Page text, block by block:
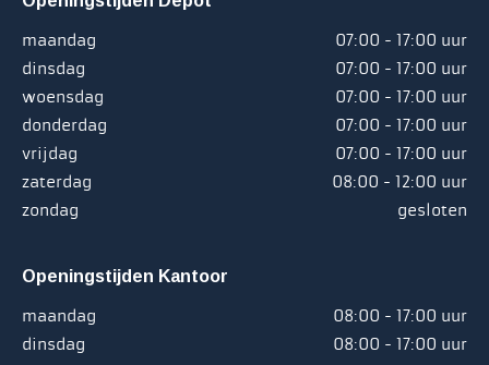
maandag
07:00 - 17:00 uur
dinsdag
07:00 - 17:00 uur
woensdag
07:00 - 17:00 uur
donderdag
07:00 - 17:00 uur
vrijdag
07:00 - 17:00 uur
zaterdag
08:00 - 12:00 uur
zondag
gesloten
Openingstijden Kantoor
maandag
08:00 - 17:00 uur
dinsdag
08:00 - 17:00 uur